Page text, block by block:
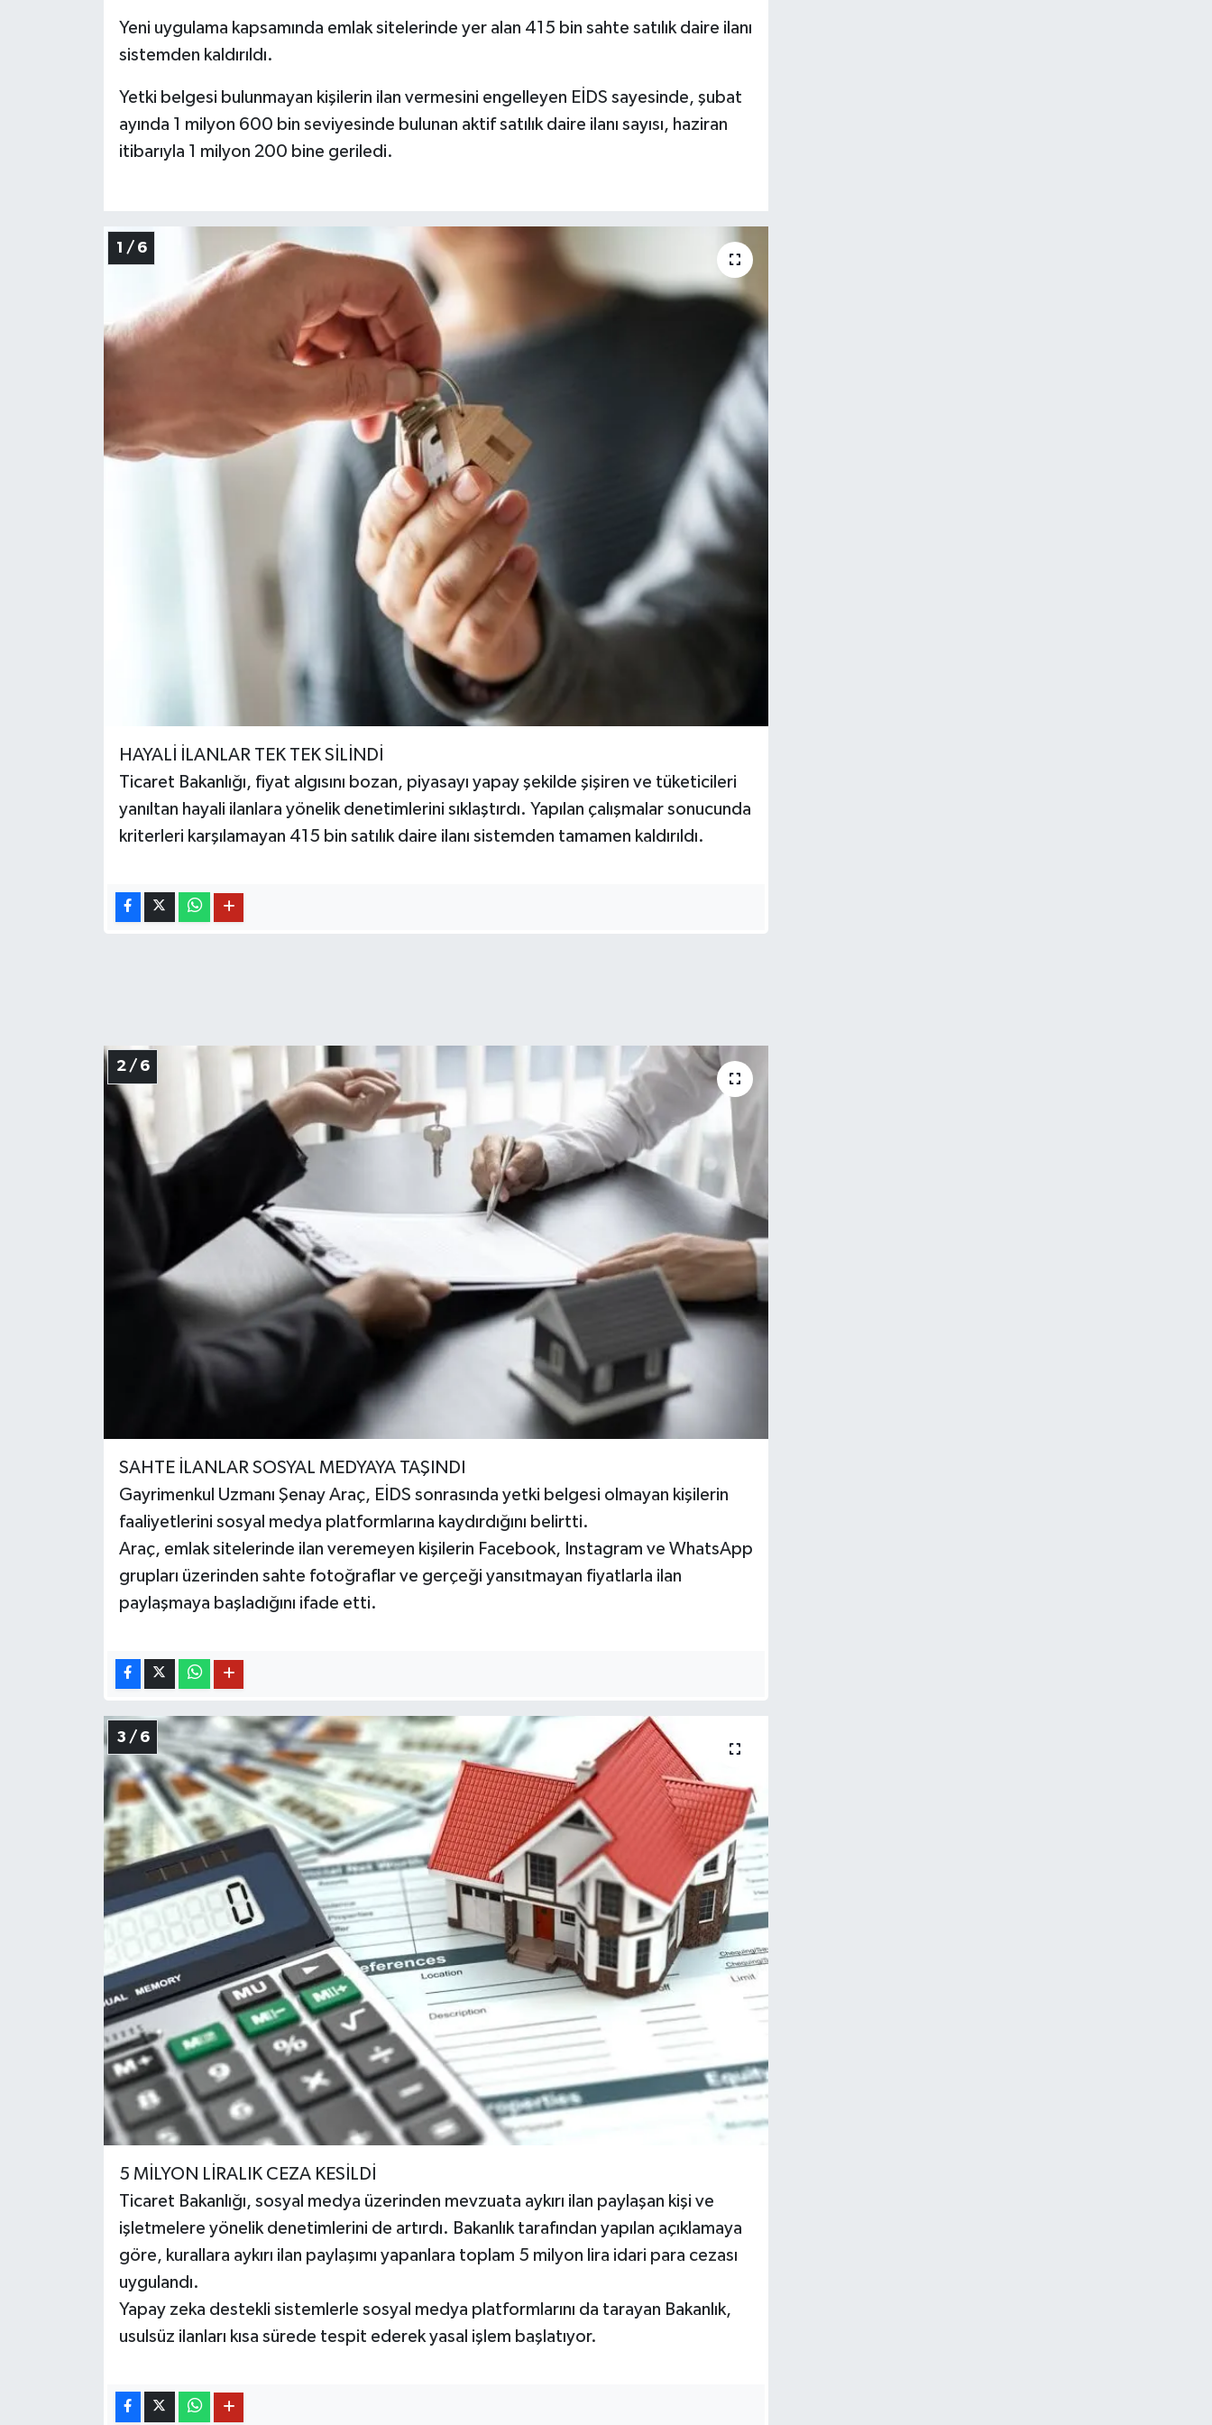
Yeni uygulama kapsamında emlak sitelerinde yer alan 415 bin sahte satılık daire ilanı
sistemden kaldırıldı.
Yetki belgesi bulunmayan kişilerin ilan vermesini engelleyen EİDS sayesinde, şubat
ayında 1 milyon 600 bin seviyesinde bulunan aktif satılık daire ilanı sayısı, haziran
itibarıyla 1 milyon 200 bine geriledi.
1 / 6
HAYALİ İLANLAR TEK TEK SİLİNDİ
Ticaret Bakanlığı, fiyat algısını bozan, piyasayı yapay şekilde şişiren ve tüketicileri
yanıltan hayali ilanlara yönelik denetimlerini sıklaştırdı. Yapılan çalışmalar sonucunda
kriterleri karşılamayan 415 bin satılık daire ilanı sistemden tamamen kaldırıldı.
2 / 6
SAHTE İLANLAR SOSYAL MEDYAYA TAŞINDI
Gayrimenkul Uzmanı Şenay Araç, EİDS sonrasında yetki belgesi olmayan kişilerin
faaliyetlerini sosyal medya platformlarına kaydırdığını belirtti.
Araç, emlak sitelerinde ilan veremeyen kişilerin Facebook, Instagram ve WhatsApp
grupları üzerinden sahte fotoğraflar ve gerçeği yansıtmayan fiyatlarla ilan
paylaşmaya başladığını ifade etti.
3 / 6
5 MİLYON LİRALIK CEZA KESİLDİ
Ticaret Bakanlığı, sosyal medya üzerinden mevzuata aykırı ilan paylaşan kişi ve
işletmelere yönelik denetimlerini de artırdı. Bakanlık tarafından yapılan açıklamaya
göre, kurallara aykırı ilan paylaşımı yapanlara toplam 5 milyon lira idari para cezası
uygulandı.
Yapay zeka destekli sistemlerle sosyal medya platformlarını da tarayan Bakanlık,
usulsüz ilanları kısa sürede tespit ederek yasal işlem başlatıyor.